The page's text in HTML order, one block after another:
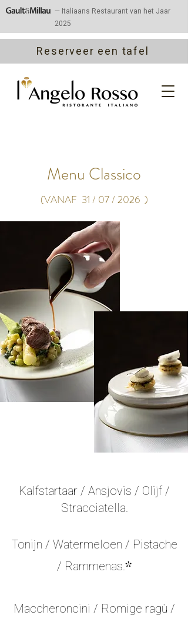
— Italiaans Restaurant van het Jaar
2025
Reserveer een tafel
Menu Classico
(VANAF 31 / 07 / 2026 )
Kalfstartaar / Ansjovis / Olijf /
Stracciatella.
Tonijn / Watermeloen / Pistache
/ Rammenas.*
Maccheroncini / Romige ragù /